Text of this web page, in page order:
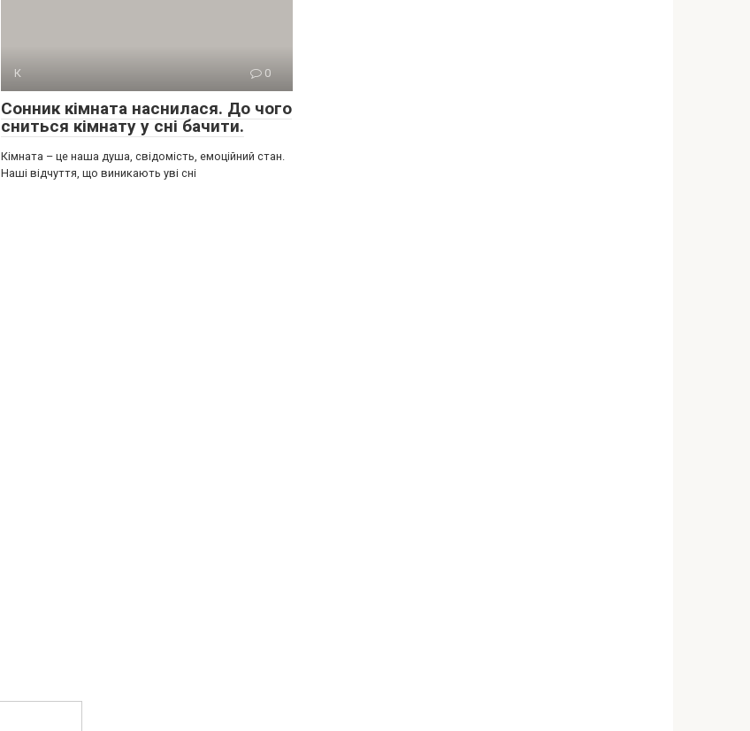
К 0
Сонник кімната наснилася. До чого
сниться кімнату у сні бачити.
Кімната – це наша душа, свідомість, емоційний стан.
Наші відчуття, що виникають уві сні